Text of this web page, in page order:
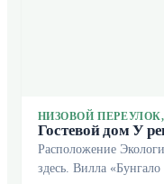
НИЗОВОЙ
Гостевой дом У
Расположение
здесь. Вилла